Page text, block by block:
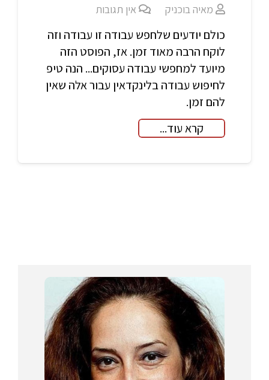
מאיה בוכניק אין תגובות
כולם יודעים שלחפש עבודה זו עבודה וזה
לוקח הרבה מאוד זמן. אז, הפוסט הזה
מיועד למחפשי עבודה עסוקים... הנה טיפ
לחיפוש עבודה בלינקדאין עבור אלה שאין
להם זמן.
קרא עוד...